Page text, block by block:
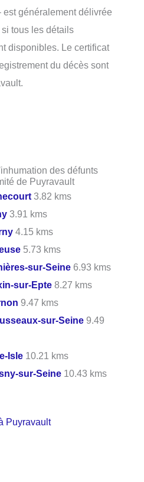
est généralement délivrée
tous les détails
disponibles. Le certificat
du décès sont
des défunts
de Puyravault
3.82 kms
3.91 kms
4.15 kms
5.73 kms
sur-Seine 6.93 kms
sur-Epte 8.27 kms
9.47 kms
sur-Seine 9.49
Isle 10.21 kms
sur-Seine 10.43 kms
Puyravault